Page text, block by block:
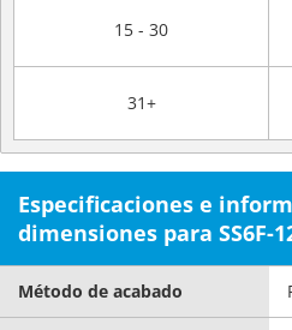
15 - 30
31+
Especificaciones e
dimensiones para SS6F-
Método de acabado